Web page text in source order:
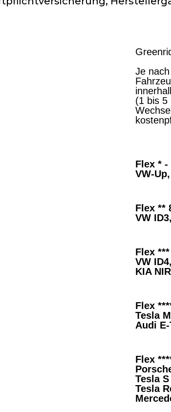
Je
(1 bis 5
Flex * -
VW-
Flex **
VW
Flex
VW
KIA
Flex
Tesla
Audi
Flex
Tesla
Tesla